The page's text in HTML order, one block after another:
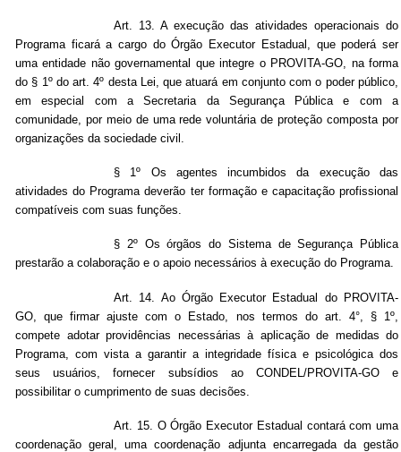
Art. 13. A execução das atividades operacionais do
Programa ficará a cargo do Órgão Executor Estadual, que poderá ser
uma entidade não governamental que integre o PROVITA-GO, na forma
do § 1º do art. 4º desta Lei, que atuará em conjunto com o poder público,
em especial com a Secretaria da Segurança Pública e com a
comunidade, por meio de uma rede voluntária de proteção composta por
organizações da sociedade civil.
§ 1º Os agentes incumbidos da execução das
atividades do Programa deverão ter formação e capacitação profissional
compatíveis com suas funções.
§ 2º Os órgãos do Sistema de Segurança Pública
prestarão a colaboração e o apoio necessários à execução do Programa.
Art. 14. Ao Órgão Executor Estadual do PROVITA-
GO, que firmar ajuste com o Estado, nos termos do art. 4°, § 1º,
compete adotar providências necessárias à aplicação de medidas do
Programa, com vista a garantir a integridade física e psicológica dos
seus usuários, fornecer subsídios ao CONDEL/PROVITA-GO e
possibilitar o cumprimento de suas decisões.
Art. 15. O Órgão Executor Estadual contará com uma
coordenação geral, uma coordenação adjunta encarregada da gestão